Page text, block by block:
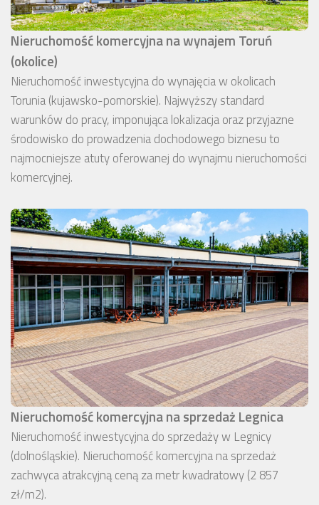
Nieruchomość komercyjna na wynajem Toruń
(okolice)
Nieruchomość inwestycyjna do wynajęcia w okolicach
Torunia (kujawsko-pomorskie). Najwyższy standard
warunków do pracy, imponująca lokalizacja oraz przyjazne
środowisko do prowadzenia dochodowego biznesu to
najmocniejsze atuty oferowanej do wynajmu nieruchomości
komercyjnej.
Nieruchomość komercyjna na sprzedaż Legnica
Nieruchomość inwestycyjna do sprzedaży w Legnicy
(dolnośląskie). Nieruchomość komercyjna na sprzedaż
zachwyca atrakcyjną ceną za metr kwadratowy (2 857
zł/m2).